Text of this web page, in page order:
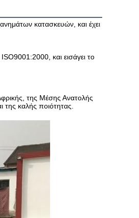
κατασκευών, και έχει
και εισάγει το
της Μέσης Ανατολής
καλής ποιότητας.